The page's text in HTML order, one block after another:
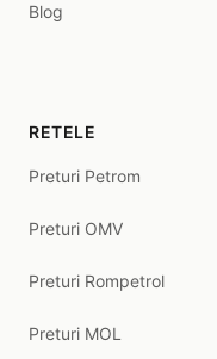
Blog
RETELE
Preturi Petrom
Preturi OMV
Preturi Rompetrol
Preturi MOL